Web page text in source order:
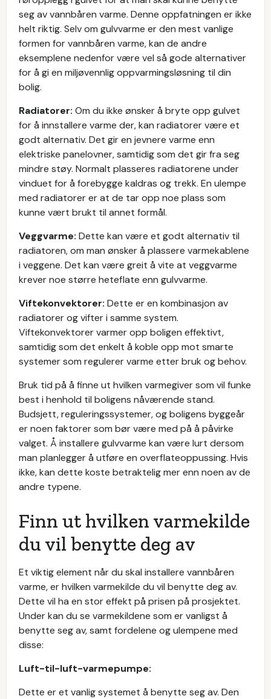
seg av vannbåren varme. Denne oppfatningen er ikke
helt riktig. Selv om gulvvarme er den mest vanlige
formen for vannbåren varme, kan de andre
eksemplene nedenfor være vel så gode alternativer
for å gi en miljøvennlig oppvarmingsløsning til din
bolig.
Radiatorer: Om du ikke ønsker å bryte opp gulvet
for å innstallere varme der, kan radiatorer være et
godt alternativ. Det gir en jevnere varme enn
elektriske panelovner, samtidig som det gir fra seg
mindre støy. Normalt plasseres radiatorene under
vinduet for å forebygge kaldras og trekk. En ulempe
med radiatorer er at de tar opp noe plass som
kunne vært brukt til annet formål.
Veggvarme: Dette kan være et godt alternativ til
radiatoren, om man ønsker å plassere varmekablene
i veggene. Det kan være greit å vite at veggvarme
krever noe større heteflate enn gulvvarme.
Viftekonvektorer: Dette er en kombinasjon av
radiatorer og vifter i samme system.
Viftekonvektorer varmer opp boligen effektivt,
samtidig som det enkelt å koble opp mot smarte
systemer som regulerer varme etter bruk og behov.
Bruk tid på å finne ut hvilken varmegiver som vil funke
best i henhold til boligens nåværende stand.
Budsjett, reguleringssystemer, og boligens byggeår
er noen faktorer som bør være med på å påvirke
valget. Å installere gulvvarme kan være lurt dersom
man planlegger å utføre en overflateoppussing. Hvis
ikke, kan dette koste betraktelig mer enn noen av de
andre typene.
Finn ut hvilken varmekilde
du vil benytte deg av
Et viktig element når du skal installere vannbåren
varme, er hvilken varmekilde du vil benytte deg av.
Dette vil ha en stor effekt på prisen på prosjektet.
Under kan du se varmekildene som er vanligst å
benytte seg av, samt fordelene og ulempene med
disse:
Luft-til-luft-varmepumpe:
Dette er et vanlig systemet å benytte seg av. Den